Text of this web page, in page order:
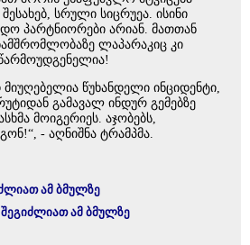
შესახებ, სრული სიცრუეა. ისინი
პარტნიორები არიან. მათთან
ლაპარაკიც კი
წუხანდელი ინციდენტი,
გამავალ ინდურ გემებზე
მოიგერიეს. აჯობებს,
- აღნიშნა ტრამპმა.
ამ ბმულზე
შეგიძლიათ ამ ბმულზე